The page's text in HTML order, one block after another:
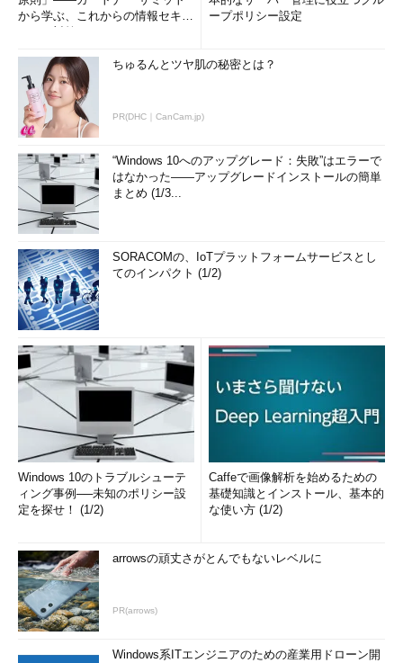
から学ぶ、これからの情報セキュ
ープポリシー設定
ちゅるんとツヤ肌の秘密とは？
PR(DHC｜CanCam.jp)
“Windows 10へのアップグレード：失敗”はエラーで
はなかった――アップグレードインストールの簡単
まとめ (1/3...
SORACOMの、IoTプラットフォームサービスとし
てのインパクト (1/2)
Windows 10のトラブルシューテ
ィング事例──未知のポリシー設
定を探せ！ (1/2)
Caffeで画像解析を始めるための
基礎知識とインストール、基本的
な使い方 (1/2)
arrowsの頑丈さがとんでもないレベルに
PR(arrows)
Windows系ITエンジニアのための産業用ドローン開